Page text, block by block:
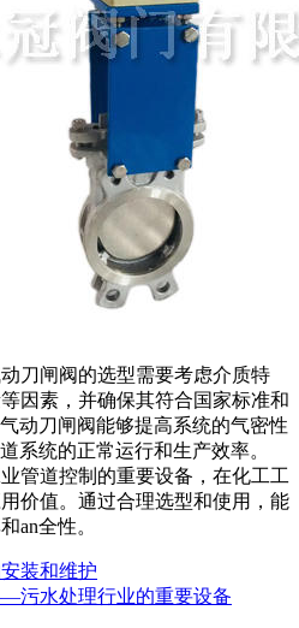
刀闸阀的选型需要考虑介质特
因素，并确保其符合国家标准和
动刀闸阀能够提高系统的气密性
系统的正常运行和生产效率。
管道控制的重要设备，在化工工
价值。通过合理选型和使用，能
an全性。
装和维护
污水处理行业的重要设备